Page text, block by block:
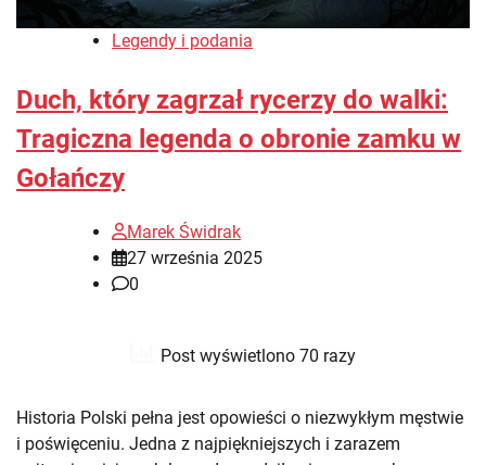
Legendy i podania
Duch, który zagrzał rycerzy do walki:
Tragiczna legenda o obronie zamku w
Gołańczy
Marek Świdrak
27 września 2025
0
Post wyświetlono 70 razy
Historia Polski pełna jest opowieści o niezwykłym męstwie
i poświęceniu. Jedna z najpiękniejszych i zarazem